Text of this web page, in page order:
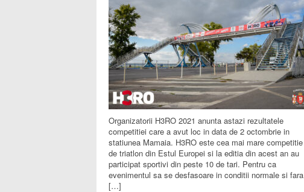
Organizatorii H3RO 2021 anunta astazi rezultatele
competitiei care a avut loc in data de 2 octombrie in
statiunea Mamaia. H3RO este cea mai mare competitie
de triatlon din Estul Europei si la editia din acest an au
participat sportivi din peste 10 de tari. Pentru ca
evenimentul sa se desfasoare in conditii normale si fara
[…]